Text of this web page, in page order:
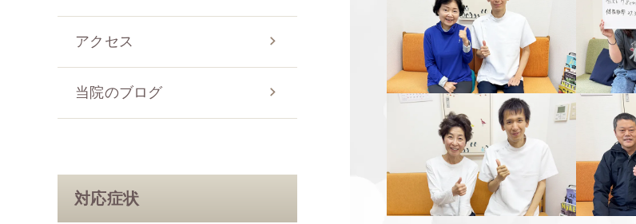
アクセス
当院のブログ
対応症状